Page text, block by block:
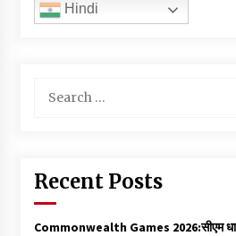
Hindi
for:
Recent Posts
Commonwealth Games 2026:सीएम